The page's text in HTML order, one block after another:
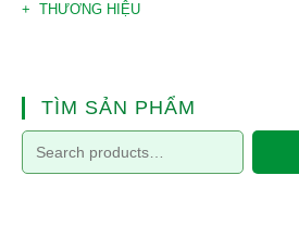
THƯƠNG HIỆU
TÌM SẢN PHẨM